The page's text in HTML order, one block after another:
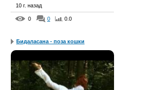
10 г. назад
0 0 0.0
Бидаласана - поза кошки